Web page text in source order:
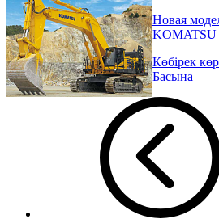
Новая
KOMATSU
Көбірек
Басына